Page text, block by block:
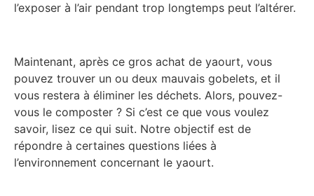
l’exposer à l’air pendant trop longtemps peut l’altérer.
Maintenant, après ce gros achat de yaourt, vous
pouvez trouver un ou deux mauvais gobelets, et il
vous restera à éliminer les déchets. Alors, pouvez-
vous le composter ? Si c’est ce que vous voulez
savoir, lisez ce qui suit. Notre objectif est de
répondre à certaines questions liées à
l’environnement concernant le yaourt.